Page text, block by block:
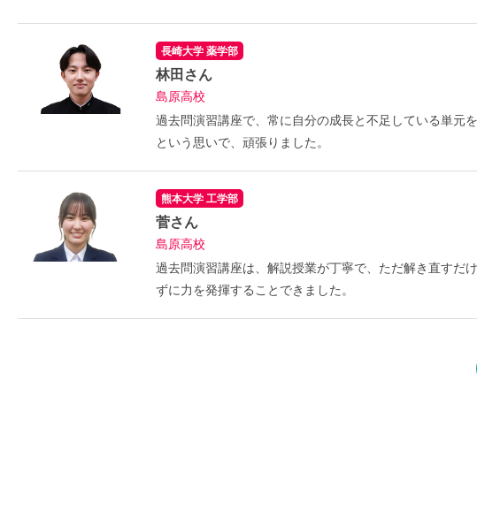
長崎大学 薬学部
林田さん
島原高校
過去問演習講座で、常に自分の成長と不足している単元
という思いで、頑張りました。
熊本大学 工学部
菅さん
島原高校
過去問演習講座は、解説授業が丁寧で、ただ解き直すだ
ずに力を発揮することできました。